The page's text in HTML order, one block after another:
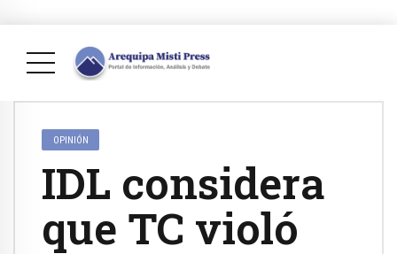
OPINIÓN
IDL considera
que TC violó